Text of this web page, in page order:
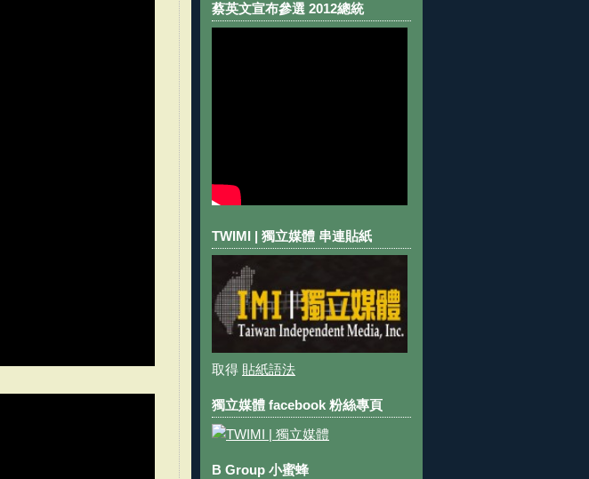
蔡英文宣布參選 2012總統
TWIMI | 獨立媒體 串連貼紙
取得 貼紙語法
獨立媒體 facebook 粉絲專頁
B Group 小蜜蜂